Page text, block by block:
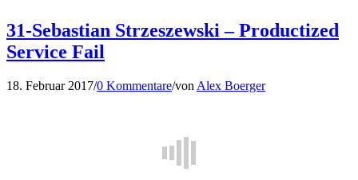
31-Sebastian Strzeszewski – Productized
Service Fail
18. Februar 2017/0 Kommentare/von Alex Boerger